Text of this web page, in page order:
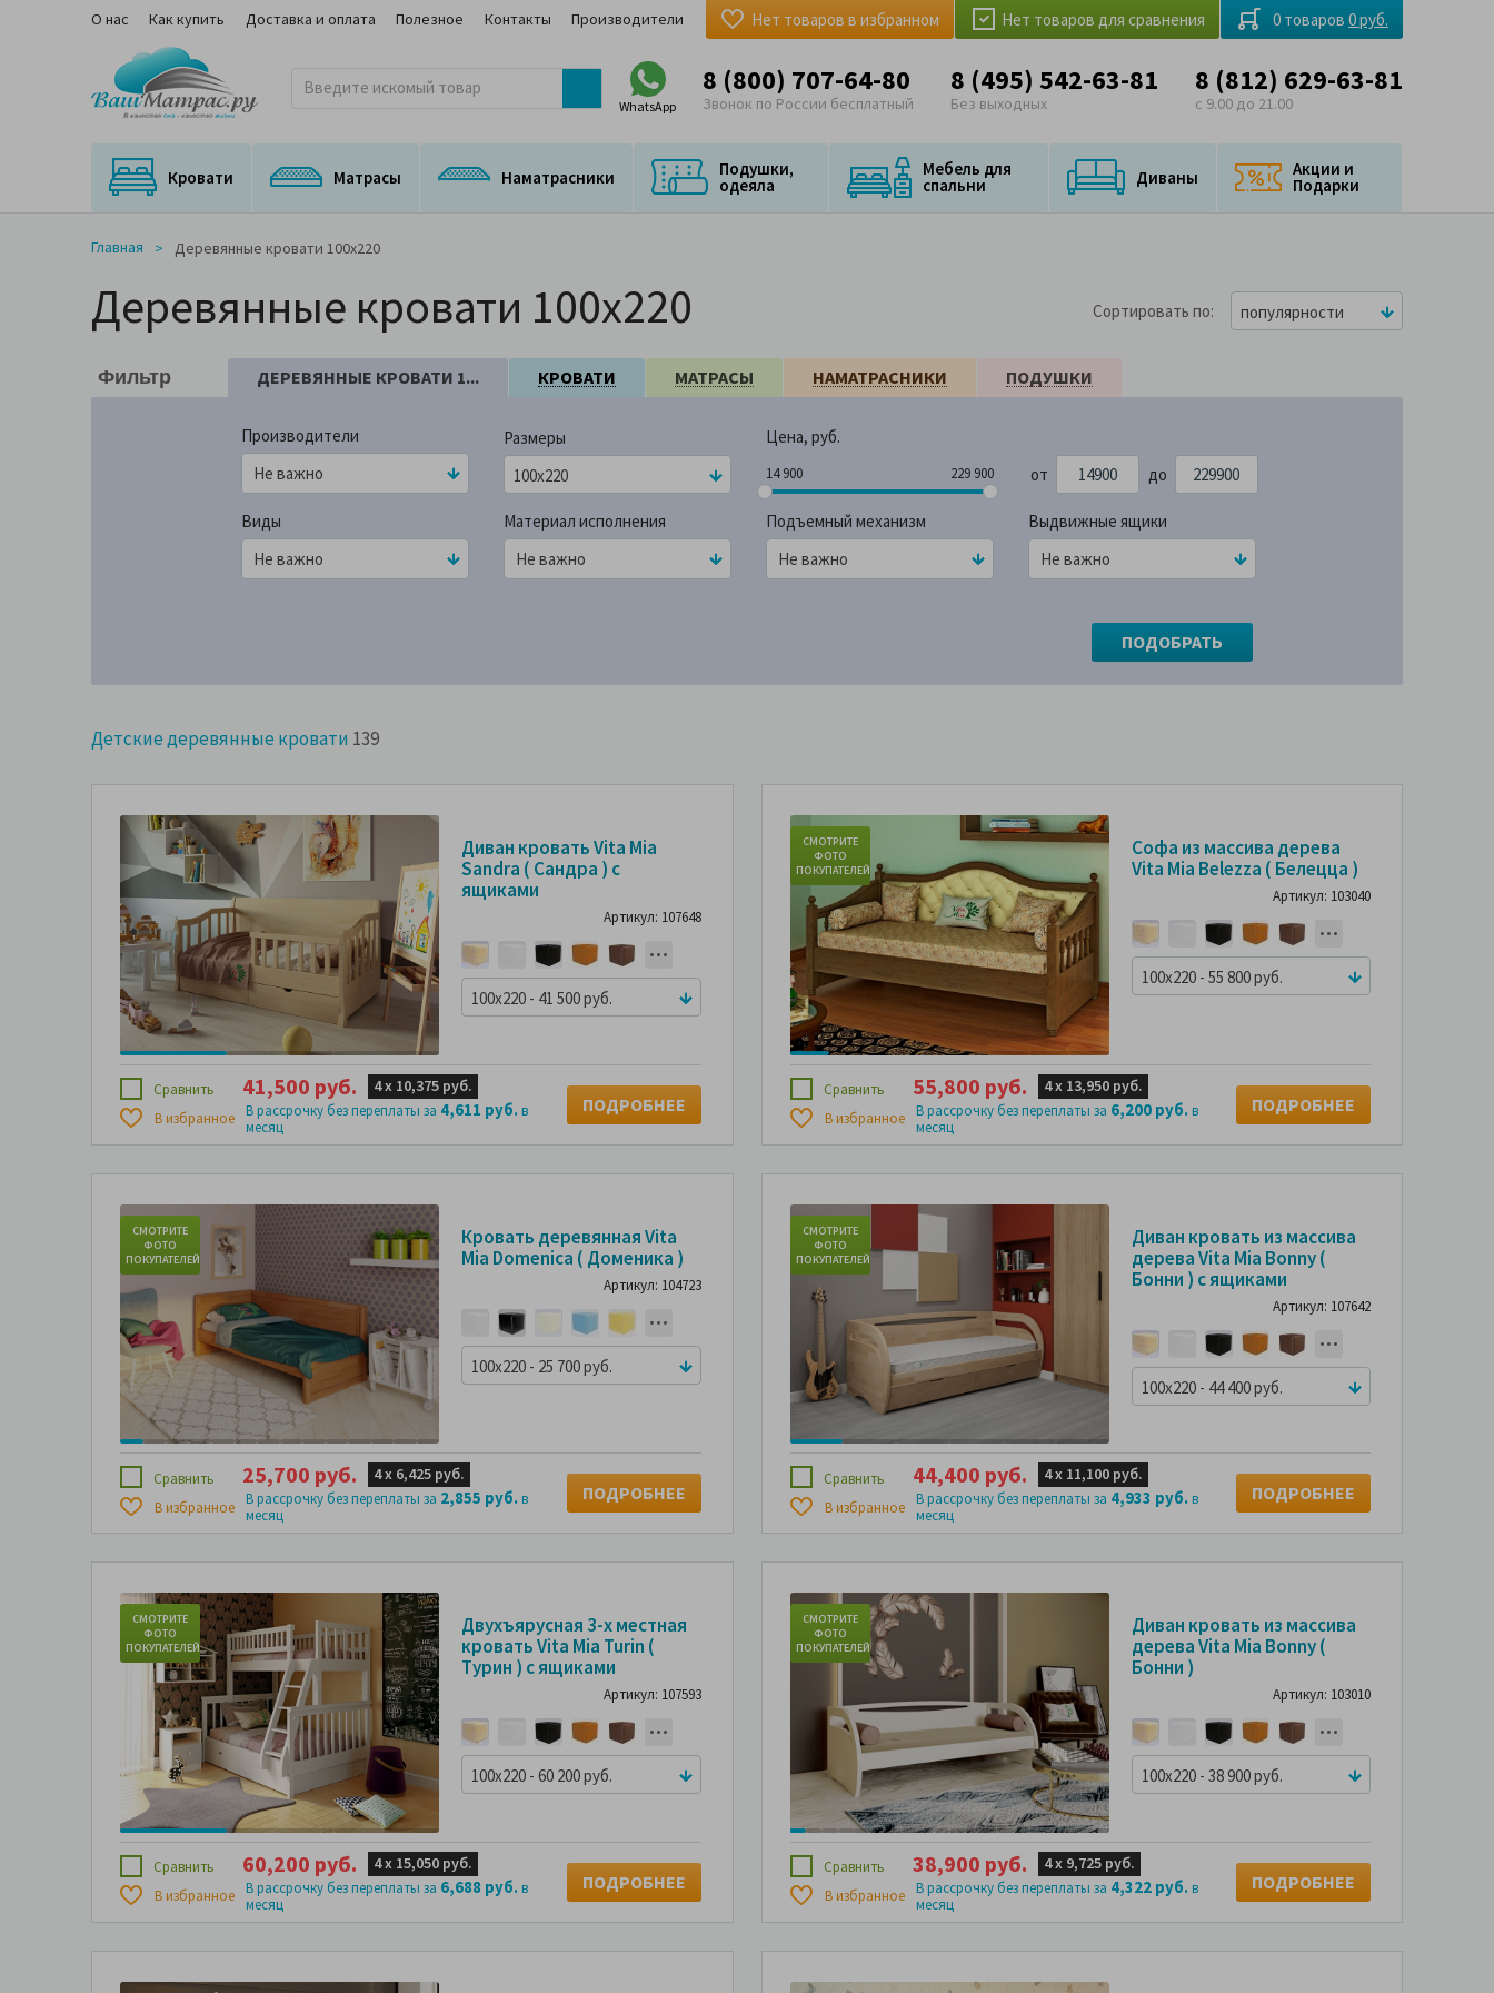
О нас Как купить Доставка и оплата Полезное Контакты Производители Нет товаров для сравнения
Нет товаров в избранном 0 товаров 0 руб.
WhatsApp
8 (800) 707-64-80
Звонок по России бесплатный
8 (495) 542-63-81
Без выходных
8 (812) 629-63-81
с 9.00 до 21.00
Кровати Матрасы Наматрасники Подушки,
одеяла
Мебель для
спальни Диваны Акции и
Подарки
Главная Деревянные кровати 100x220
Деревянные кровати 100x220 Сортировать по популярности
Фильтр ДЕРЕВЯННЫЕ КРОВАТИ 1... КРОВАТИ МАТРАСЫ НАМАТРАСНИКИ ПОДУШКИ
Производители
Размеры
100x220
Цена, руб.
14 900 229 900
14 900 229 900 от до
Виды Материал исполнения Подъемный механизм Выдвижные ящики
Детские деревянные кровати 139
Диван кровать Vita Mia
Sandra ( Сандра ) с
ящиками
Артикул: 107648
100x220 - 41 500 руб.
Сравнить
В избранное
41,500 руб. 4 х 10,375 руб.
В рассрочку без переплаты за 4,611 руб.в
месяц
ПОДРОБНЕЕ
СМОТРИТЕ
ФОТО
ПОКУПАТЕЛЕЙ
СМОТРИТЕ
ФОТО
ПОКУПАТЕЛЕЙ
Софа из массива дерева
Vita Mia Belezza ( Белецца )
Артикул: 103040
100x220 - 55 800 руб.
Сравнить
В избранное
55,800 руб. 4 х 13,950 руб.
В рассрочку без переплаты за 6,200 руб.в
месяц
ПОДРОБНЕЕ
СМОТРИТЕ
ФОТО
ПОКУПАТЕЛЕЙ
СМОТРИТЕ
ФОТО
ПОКУПАТЕЛЕЙ
СМОТРИТЕ
ФОТО
ПОКУПАТЕЛЕЙ
СМОТРИТЕ
ФОТО
ПОКУПАТЕЛЕЙ
Кровать деревянная Vita
Mia Domenica ( Доменика )
Артикул: 104723
100x220 - 25 700 руб.
Сравнить
В избранное
25,700 руб. 4 х 6,425 руб.
В рассрочку без переплаты за 2,855 руб.в
месяц
ПОДРОБНЕЕ
СМОТРИТЕ
ФОТО
ПОКУПАТЕЛЕЙ
СМОТРИТЕ
ФОТО
ПОКУПАТЕЛЕЙ
Диван кровать из массива
дерева Vita Mia Bonny (
Бонни ) с ящиками
Артикул: 107642
100x220 - 44 400 руб.
Сравнить
В избранное
44,400 руб. 4 х 11,100 руб.
В рассрочку без переплаты за 4,933 руб.в
месяц
ПОДРОБНЕЕ
СМОТРИТЕ
ФОТО
ПОКУПАТЕЛЕЙ
СМОТРИТЕ
ФОТО
ПОКУПАТЕЛЕЙ
СМОТРИТЕ
ФОТО
ПОКУПАТЕЛЕЙ
Двухъярусная 3-х местная
кровать Vita Mia Turin (
Турин ) с ящиками
Артикул: 107593
100x220 - 60 200 руб.
Сравнить
В избранное
60,200 руб. 4 х 15,050 руб.
В рассрочку без переплаты за 6,688 руб.в
месяц
ПОДРОБНЕЕ
СМОТРИТЕ
ФОТО
ПОКУПАТЕЛЕЙ
СМОТРИТЕ
ФОТО
ПОКУПАТЕЛЕЙ
Диван кровать из массива
дерева Vita Mia Bonny (
Бонни )
Артикул: 103010
100x220 - 38 900 руб.
Сравнить
В избранное
38,900 руб. 4 х 9,725 руб.
В рассрочку без переплаты за 4,322 руб.в
месяц
ПОДРОБНЕЕ